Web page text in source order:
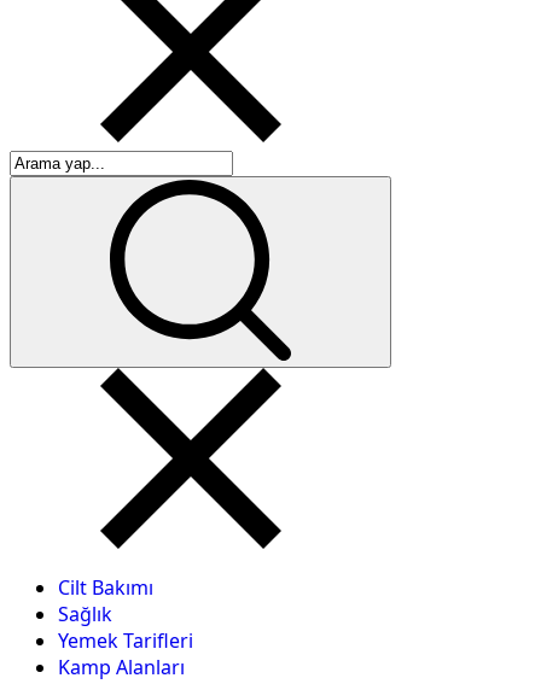
Cilt Bakımı
Sağlık
Yemek Tarifleri
Kamp Alanları